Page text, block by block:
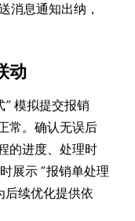
消息通知出纳，
动​
” 模拟提交报销
常。确认无误后
的进度、处理时
展示 “报销单处理
后续优化提供依